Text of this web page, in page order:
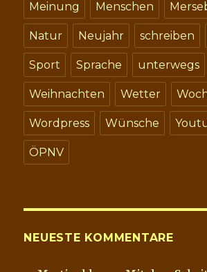
Meinung Menschen
Natur Neujahr schreiben
Sport Sprache unterwegs
Weihnachten Wetter
Wordpress Wünsche
ÖPNV
NEUESTE KOMMENTARE